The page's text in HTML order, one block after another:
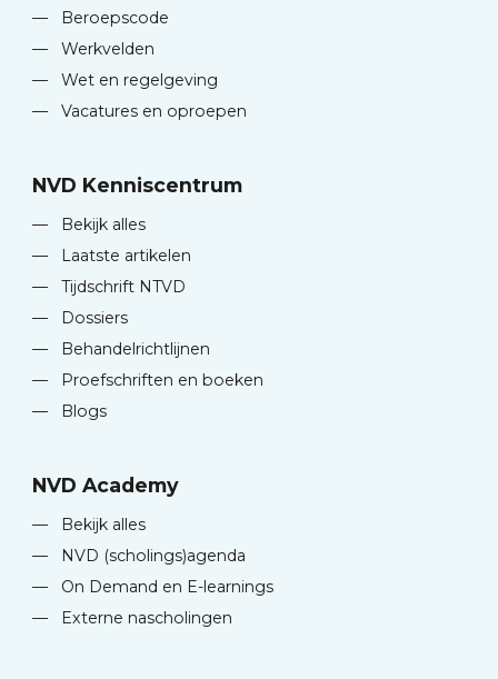
—
Beroepscode
—
Werkvelden
—
Wet en regelgeving
—
Vacatures en oproepen
NVD Kenniscentrum
—
Bekijk alles
—
Laatste artikelen
—
Tijdschrift NTVD
—
Dossiers
—
Behandelrichtlijnen
—
Proefschriften en boeken
—
Blogs
NVD Academy
—
Bekijk alles
—
NVD (scholings)agenda
—
On Demand en E-learnings
—
Externe nascholingen